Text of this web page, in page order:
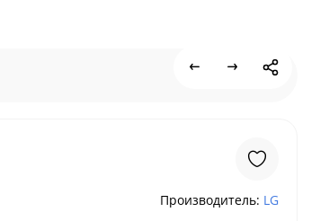
Производитель: LG